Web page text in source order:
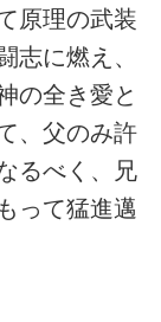
原理の武装
志に燃え、
の全き愛と
、父のみ許
るべく、兄
って猛進邁